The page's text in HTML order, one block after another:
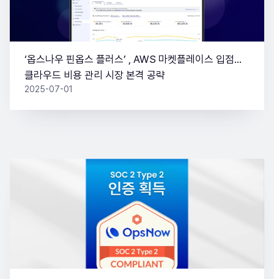
‘옵스나우 핀옵스 플러스’ , AWS 마켓플레이스 입점…
클라우드 비용 관리 시장 본격 공략
2025-07-01